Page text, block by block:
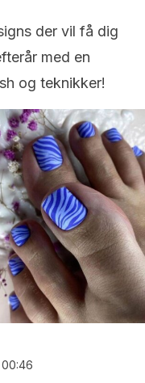
der vil få dig
med en
og teknikker!